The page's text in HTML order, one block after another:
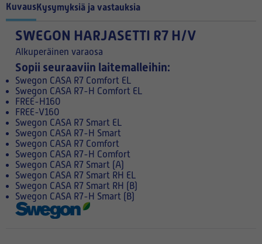
KuvausKysymyksiä ja vastauksia
SWEGON HARJASETTI R7 H/V
Alkuperäinen varaosa
Sopii seuraaviin laitemalleihin:
Swegon CASA R7 Comfort EL
Swegon CASA R7-H Comfort EL
FREE-H160
FREE-V160
Swegon CASA R7 Smart EL
Swegon CASA R7-H Smart
Swegon CASA R7 Comfort
Swegon CASA R7-H Comfort
Swegon CASA R7 Smart (A)
Swegon CASA R7 Smart RH EL
Swegon CASA R7 Smart RH (B)
Swegon CASA R7-H Smart (B)